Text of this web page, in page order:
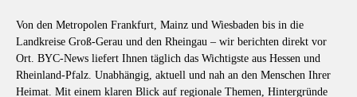
Von den Metropolen Frankfurt, Mainz und Wiesbaden bis in die
Landkreise Groß-Gerau und den Rheingau – wir berichten direkt vor
Ort. BYC-News liefert Ihnen täglich das Wichtigste aus Hessen und
Rheinland-Pfalz. Unabhängig, aktuell und nah an den Menschen Ihrer
Heimat. Mit einem klaren Blick auf regionale Themen, Hintergründe